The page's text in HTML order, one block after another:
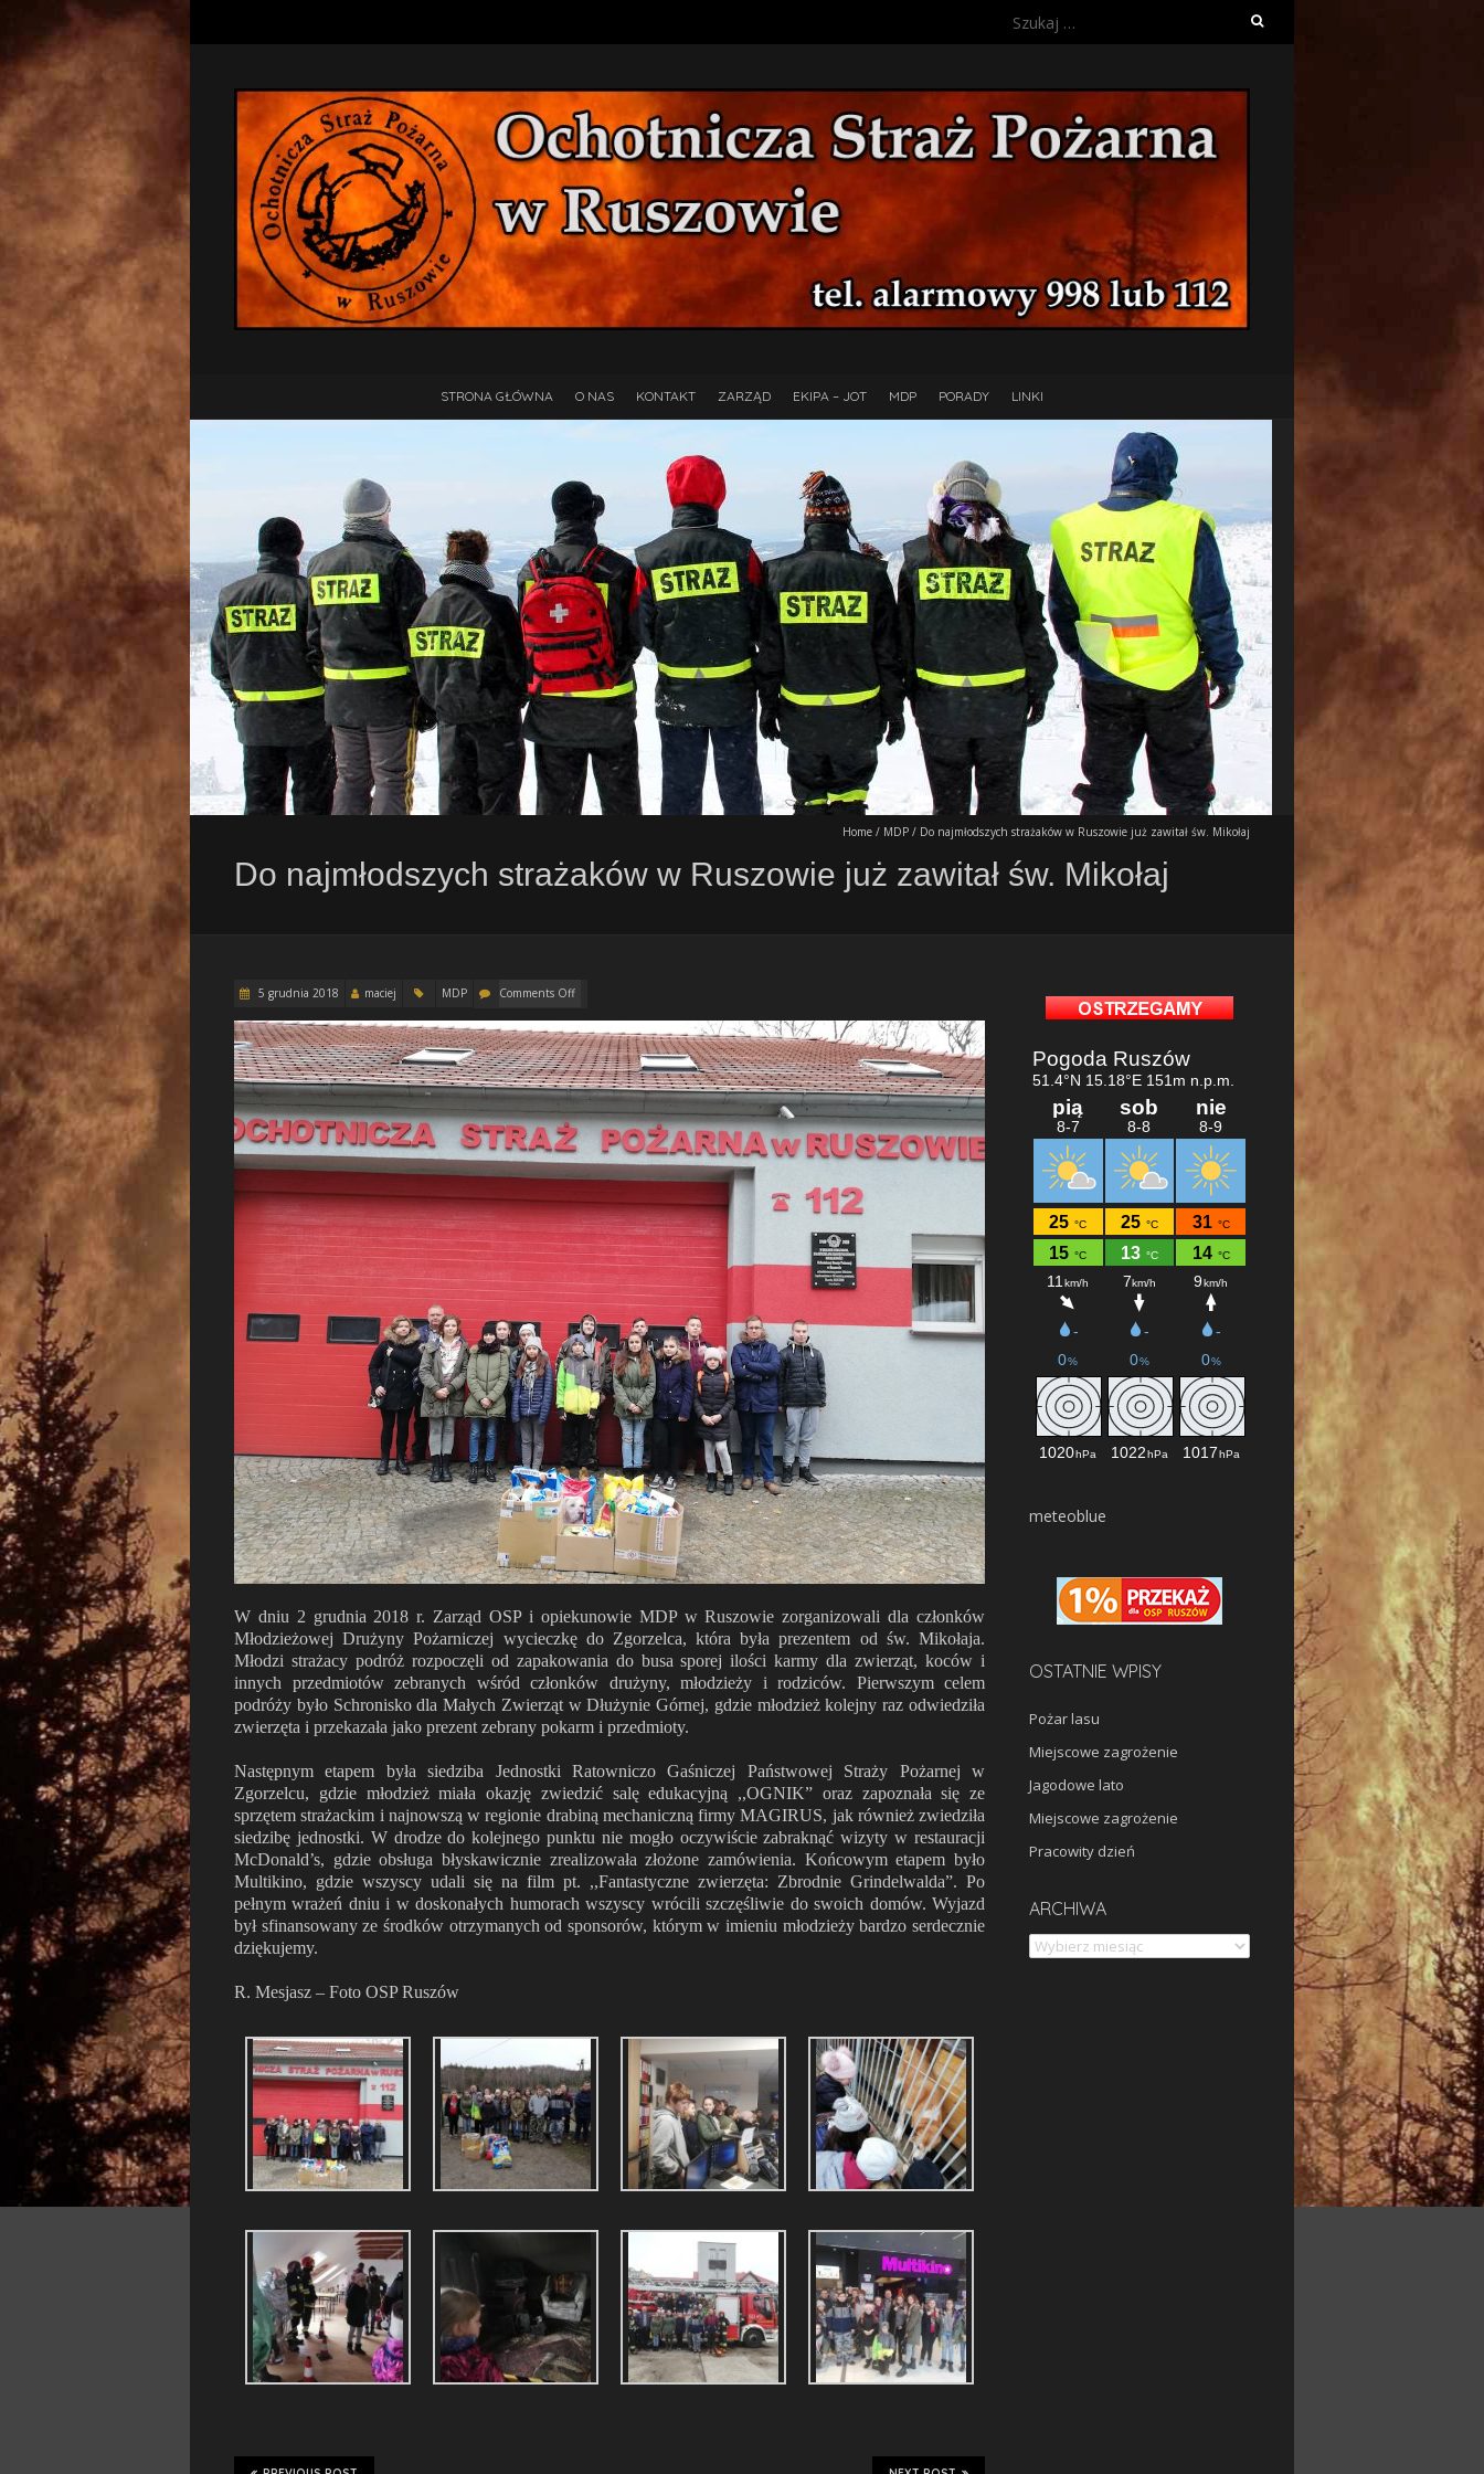
Szukaj:
STRONA GŁÓWNA O NAS KONTAKT ZARZĄD EKIPA – JOT MDP PORADY LINKI
Home / MDP / Do najmłodszych strażaków w Ruszowie już zawitał św. Mikołaj
Do najmłodszych strażaków w Ruszowie już zawitał św. Mikołaj
5 grudnia 2018 maciej MDP Comments Off
W dniu 2 grudnia 2018 r. Zarząd OSP i opiekunowie MDP w Ruszowie zorganizowali dla członków
Młodzieżowej Drużyny Pożarniczej wycieczkę do Zgorzelca, która była prezentem od św. Mikołaja.
Młodzi strażacy podróż rozpoczęli od zapakowania do busa sporej ilości karmy dla zwierząt, koców i
innych przedmiotów zebranych wśród członków drużyny, młodzieży i rodziców. Pierwszym celem
podróży było Schronisko dla Małych Zwierząt w Dłużynie Górnej, gdzie młodzież kolejny raz odwiedziła
zwierzęta i przekazała jako prezent zebrany pokarm i przedmioty.
Następnym etapem była siedziba Jednostki Ratowniczo Gaśniczej Państwowej Straży Pożarnej w
Zgorzelcu, gdzie młodzież miała okazję zwiedzić salę edukacyjną ,,OGNIK” oraz zapoznała się ze
sprzętem strażackim i najnowszą w regionie drabiną mechaniczną firmy MAGIRUS, jak również zwiedziła
siedzibę jednostki. W drodze do kolejnego punktu nie mogło oczywiście zabraknąć wizyty w restauracji
McDonald’s, gdzie obsługa błyskawicznie zrealizowała złożone zamówienia. Końcowym etapem było
Multikino, gdzie wszyscy udali się na film pt. ,,Fantastyczne zwierzęta: Zbrodnie Grindelwalda”. Po
pełnym wrażeń dniu i w doskonałych humorach wszyscy wrócili szczęśliwie do swoich domów. Wyjazd
był sfinansowany ze środków otrzymanych od sponsorów, którym w imieniu młodzieży bardzo serdecznie
dziękujemy.
R. Mesjasz – Foto OSP Ruszów
meteoblue
OSTATNIE WPISY
Pożar lasu
Miejscowe zagrożenie
Jagodowe lato
Miejscowe zagrożenie
Pracowity dzień
ARCHIWA
Archiwa